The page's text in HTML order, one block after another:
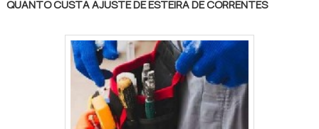
QUANTO CUSTA AJUSTE DE ESTEIRA DE CORRENTES